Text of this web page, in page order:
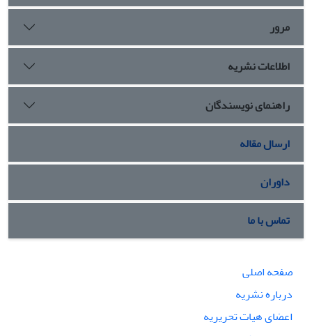
مرور
اطلاعات نشریه
راهنمای نویسندگان
ارسال مقاله
داوران
تماس با ما
صفحه اصلی
درباره نشریه
اعضای هیات تحریریه